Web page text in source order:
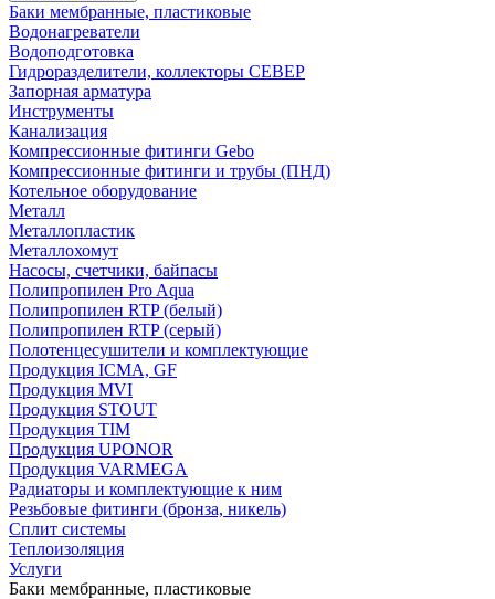
Баки мембранные, пластиковые
Водонагреватели
Водоподготовка
Гидроразделители, коллекторы СЕВЕР
Запорная арматура
Инструменты
Канализация
Компрессионные фитинги Gebo
Компрессионные фитинги и трубы (ПНД)
Котельное оборудование
Металл
Металлопластик
Металлохомут
Насосы, счетчики, байпасы
Полипропилен Pro Aqua
Полипропилен RTP (белый)
Полипропилен RTP (серый)
Полотенцесушители и комплектующие
Продукция ICMA, GF
Продукция MVI
Продукция STOUT
Продукция TIM
Продукция UPONOR
Продукция VARMEGA
Радиаторы и комплектующие к ним
Резьбовые фитинги (бронза, никель)
Сплит системы
Теплоизоляция
Услуги
Баки мембранные, пластиковые